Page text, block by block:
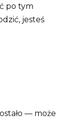
po tym
jesteś
— może